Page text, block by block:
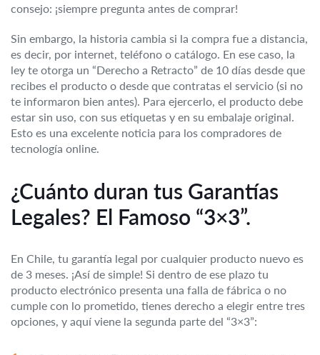
consejo: ¡siempre pregunta antes de comprar!
Sin embargo, la historia cambia si la compra fue a distancia,
es decir, por internet, teléfono o catálogo. En ese caso, la
ley te otorga un “Derecho a Retracto” de 10 días desde que
recibes el producto o desde que contratas el servicio (si no
te informaron bien antes). Para ejercerlo, el producto debe
estar sin uso, con sus etiquetas y en su embalaje original.
Esto es una excelente noticia para los compradores de
tecnología online.
¿Cuánto duran tus Garantías
Legales? El Famoso “3×3”.
En Chile, tu garantía legal por cualquier producto nuevo es
de 3 meses. ¡Así de simple! Si dentro de ese plazo tu
producto electrónico presenta una falla de fábrica o no
cumple con lo prometido, tienes derecho a elegir entre tres
opciones, y aquí viene la segunda parte del “3×3”: